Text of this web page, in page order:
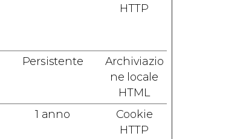
HTTP
Persistente
Archiviazio
ne locale
HTML
1 anno
Cookie
HTTP